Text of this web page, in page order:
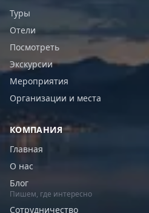
Туры
Отели
Посмотреть
Экскурсии
Мероприятия
Организации и места
КОМПАНИЯ
Главная
О нас
Блог
Пишем, где интересно
Сотрудничество